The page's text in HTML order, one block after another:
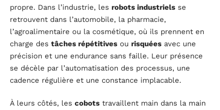
propre. Dans l’industrie, les robots industriels se
retrouvent dans l’automobile, la pharmacie,
l’agroalimentaire ou la cosmétique, où ils prennent en
charge des tâches répétitives ou risquées avec une
précision et une endurance sans faille. Leur présence
se décèle par l’automatisation des processus, une
cadence régulière et une constance implacable.
À leurs côtés, les cobots travaillent main dans la main